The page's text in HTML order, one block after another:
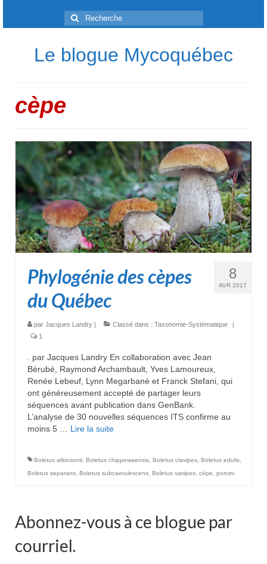
Rechercher
:
Le blogue Mycoquébec
cèpe
8
AVR 2017
Phylogénie des cèpes
du Québec
par Jacques Landry Classé dans : Taxonomie-Systématique
1
. par Jacques Landry En collaboration avec Jean
Bérubé, Raymond Archambault, Yves Lamoureux,
Renée Lebeuf, Lynn Megarbané et Franck Stefani, qui
ont généreusement accepté de partager leurs
séquences avant publication dans GenBank.
L’analyse de 30 nouvelles séquences ITS confirme au
moins 5 … Lire la suite­­
Boletus atkinsonii, Boletus chippewaensis, Boletus clavipes, Boletus edulis,
Boletus separans, Boletus subcaerulescens, Boletus variipes, cèpe, porcini
Abonnez-vous à ce blogue par
courriel.